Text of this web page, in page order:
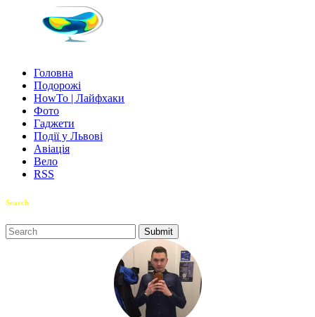
Головна
Подорожі
HowTo | Лайфхаки
Фото
Гаджети
Події у Львові
Авіація
Вело
RSS
Search